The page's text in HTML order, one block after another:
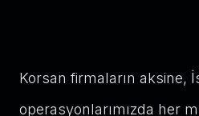
Korsan firmaların aksine,
operasyonlarımızda her